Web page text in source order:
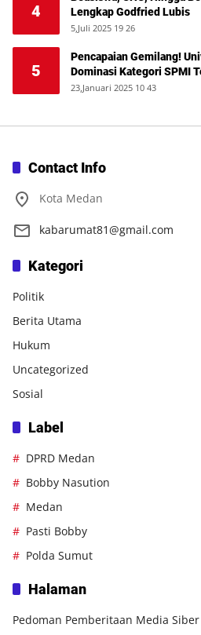
4
Lengkap Godfried Lubis
5,Juli 2025 19 26
5
Pencapaian Gemilang!
Dominasi Kategori SPMI
23,Januari 2025 10 43
Contact Info
Kota Medan
kabarumat81@gmail.com
Kategori
Politik
Berita Utama
Hukum
Uncategorized
Sosial
Label
DPRD Medan
Bobby Nasution
Medan
Pasti Bobby
Polda Sumut
Halaman
Pedoman Pemberitaan Media Siber